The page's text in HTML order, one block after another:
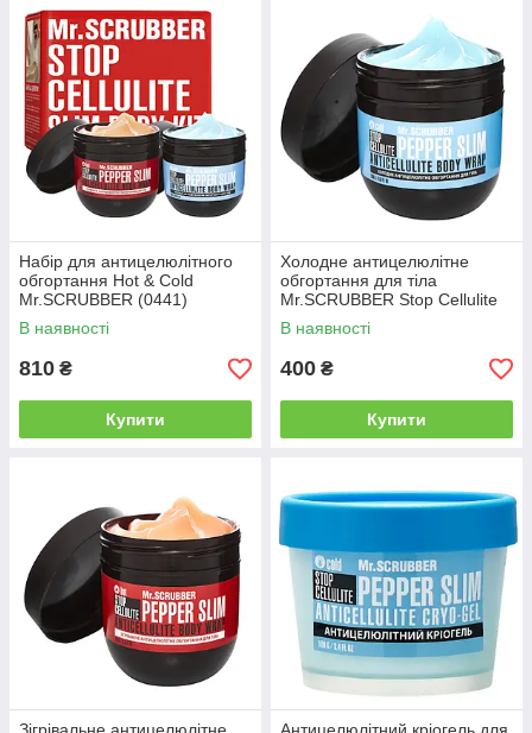
Набір для антицелюлітного
обгортання Hot & Cold
Mr.SCRUBBER (0441)
В наявності
810 ₴
Купити
Холодне антицелюлітне
обгортання для тіла
Mr.SCRUBBER Stop Cellulite
Pepper Slim, 250 мл (0440)
В наявності
400 ₴
Купити